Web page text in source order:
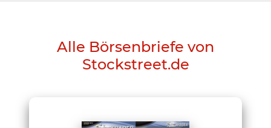
Alle Börsenbriefe von
Stockstreet.de